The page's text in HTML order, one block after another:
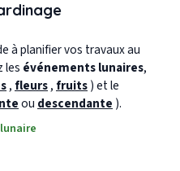
à planifier vos travaux au
les événements lunaires,
, fleurs, fruits) et le
ou descendante ).